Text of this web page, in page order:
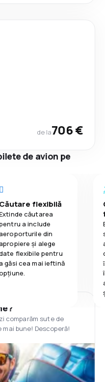
de la706 €
de avion pe
Căutare flexibilă
căutarea
a include
din
și alege
flexibile pentru
găsi cea mai ieftină
comparăm sute de
bune! Descoperă!